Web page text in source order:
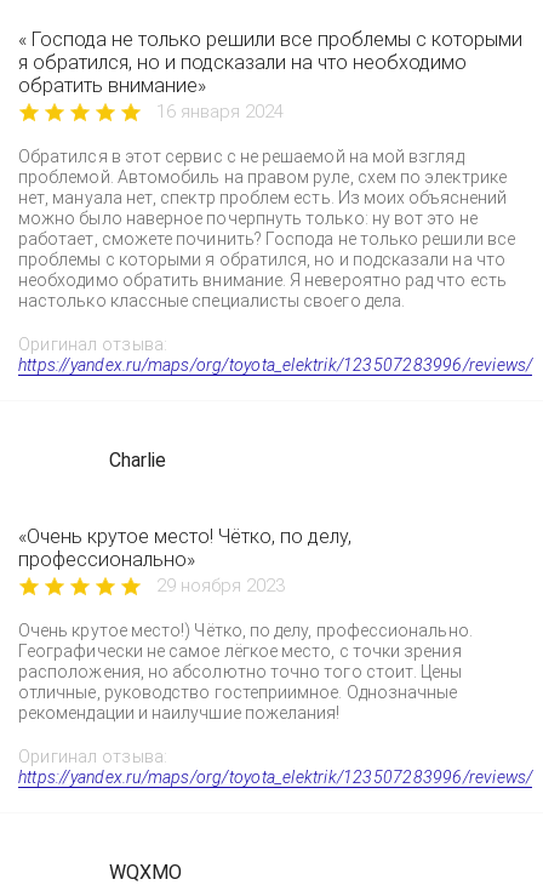
« Господа не только решили все проблемы с которыми
я обратился, но и подсказали на что необходимо
обратить внимание»
16 января 2024
Обратился в этот сервис с не решаемой на мой взгляд
проблемой. Автомобиль на правом руле, схем по электрике
нет, мануала нет, спектр проблем есть. Из моих объяснений
можно было наверное почерпнуть только: ну вот это не
работает, сможете починить? Господа не только решили все
проблемы с которыми я обратился, но и подсказали на что
необходимо обратить внимание. Я невероятно рад что есть
настолько классные специалисты своего дела.
Оригинал отзыва:
https://yandex.ru/maps/org/toyota_elektrik/123507283996/reviews/
Charlie
«Очень крутое место! Чётко, по делу,
профессионально»
29 ноября 2023
Очень крутое место!) Чётко, по делу, профессионально.
Географически не самое лёгкое место, с точки зрения
расположения, но абсолютно точно того стоит. Цены
отличные, руководство гостеприимное. Однозначные
рекомендации и наилучшие пожелания!
Оригинал отзыва:
https://yandex.ru/maps/org/toyota_elektrik/123507283996/reviews/
WQXMO